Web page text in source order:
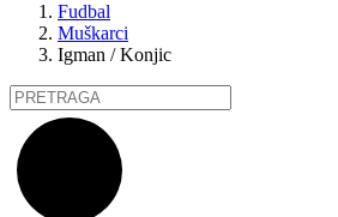
Fudbal
Muškarci
Igman / Konjic